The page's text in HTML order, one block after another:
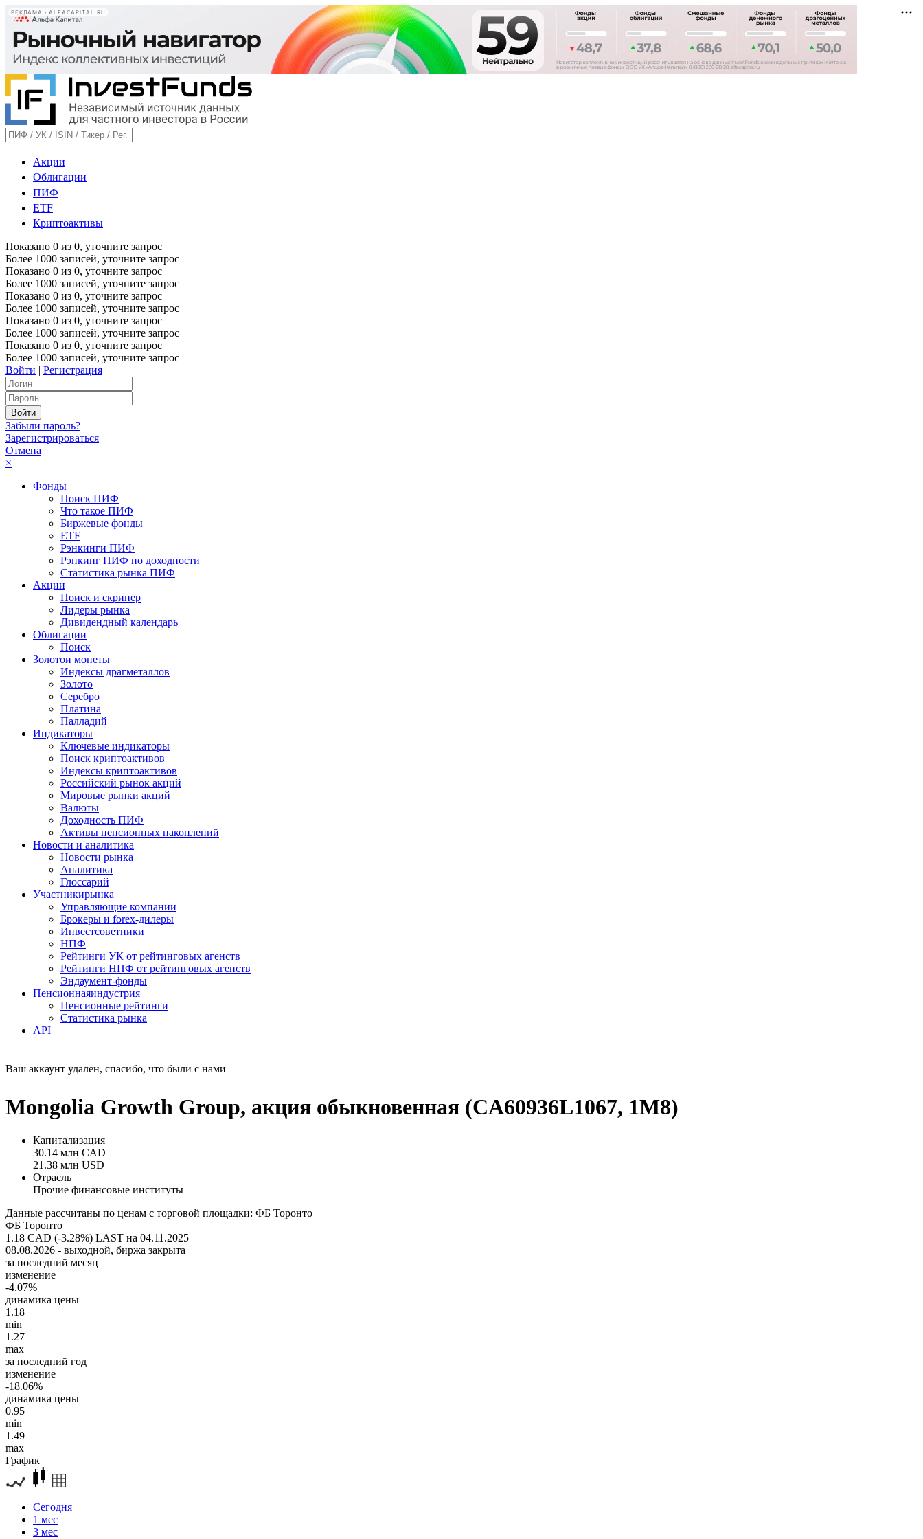
РЕКЛАМА • ALFACAPITAL.RU
Акции
Облигации
ПИФ
ETF
Криптоактивы
Показано 0 из 0, уточните запрос
Более 1000 записей, уточните запрос
Показано 0 из 0, уточните запрос
Более 1000 записей, уточните запрос
Показано 0 из 0, уточните запрос
Более 1000 записей, уточните запрос
Показано 0 из 0, уточните запрос
Более 1000 записей, уточните запрос
Показано 0 из 0, уточните запрос
Более 1000 записей, уточните запрос
Войти | Регистрация
Забыли пароль?
Зарегистрироваться
Отмена
×
Фонды
Поиск ПИФ
Что такое ПИФ
Биржевые фонды
ETF
Рэнкинги ПИФ
Рэнкинг ПИФ по доходности
Статистика рынка ПИФ
Акции
Поиск и скринер
Лидеры рынка
Дивидендный календарь
Облигации
Поиск
Золотои монеты
Индексы драгметаллов
Золото
Серебро
Платина
Палладий
Индикаторы
Ключевые индикаторы
Поиск криптоактивов
Индексы криптоактивов
Российский рынок акций
Мировые рынки акций
Валюты
Доходность ПИФ
Активы пенсионных накоплений
Новости и аналитика
Новости рынка
Аналитика
Глоссарий
Участникирынка
Управляющие компании
Брокеры и forex-дилеры
Инвестсоветники
НПФ
Рейтинги УК от рейтинговых агенств
Рейтинги НПФ от рейтинговых агенств
Эндаумент-фонды
Пенсионнаяиндустрия
Пенсионные рейтинги
Статистика рынка
API
Ваш аккаунт удален, спасибо, что были с нами
Mongolia Growth Group, акция обыкновенная (CA60936L1067, 1M8)
Капитализация
30.14 млн CAD
21.38 млн USD
Отрасль
Прочие финансовые институты
Данные рассчитаны по ценам с торговой площадки: ФБ Торонто
ФБ Торонто
1.18 CAD (-3.28%) LAST на 04.11.2025
08.08.2026 - выходной, биржа закрыта
за последний месяц
изменение
-4.07%
динамика цены
1.18
min
1.27
max
за последний год
изменение
-18.06%
динамика цены
0.95
min
1.49
max
График
Сегодня
1 мес
3 мес